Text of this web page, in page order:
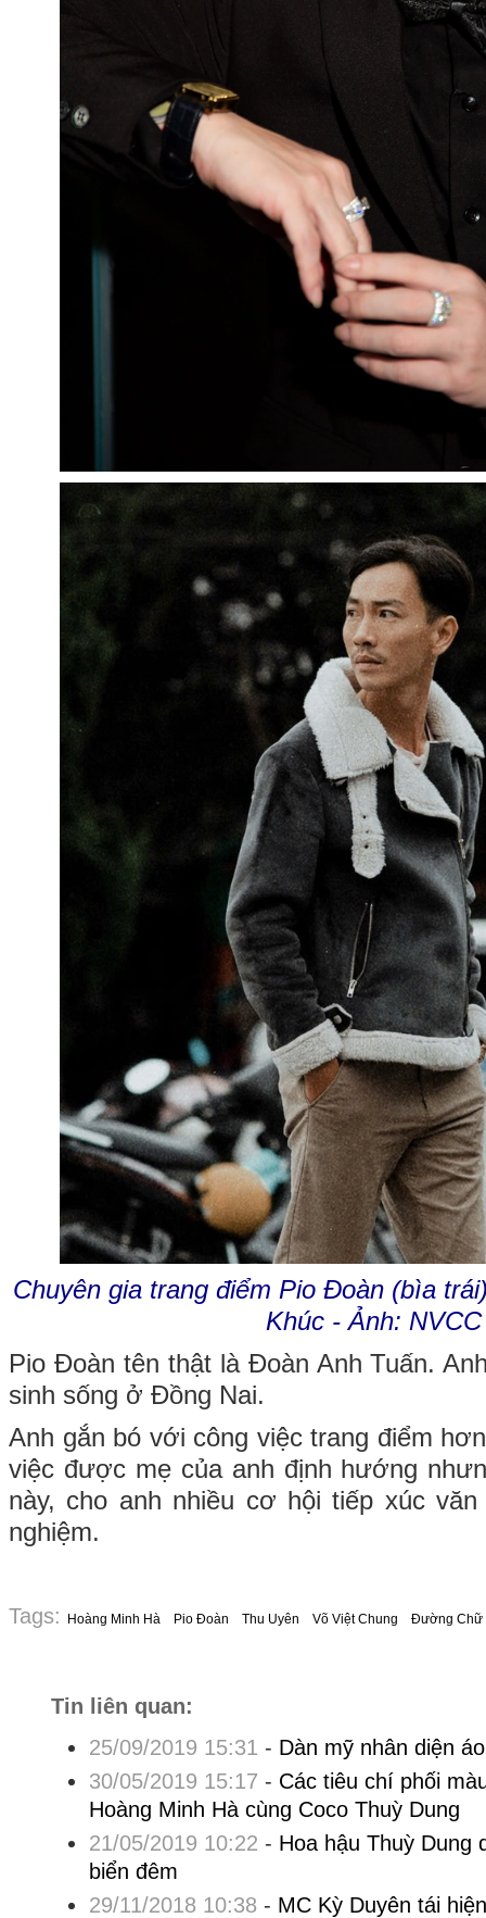
Chuyên gia trang điểm Pio Đoàn (bìa
Khúc - Ảnh: NVCC
Pio Đoàn tên thật là Đoàn Anh Tuấn.
sinh sống ở Đồng Nai.
Anh gắn bó với công việc trang điểm
việc được mẹ của anh định hướng
này, cho anh nhiều cơ hội tiếp xúc
nghiệm.
Tags: Hoàng Minh Hà Pio Đoàn Thu Uyên Võ Việt Chung Đường Chữ
Tin liên quan:
25/09/2019 15:31 - Dàn mỹ nhân diện
30/05/2019 15:17 - Các tiêu chí phối
Hoàng Minh Hà cùng Coco Thuỳ Dung
21/05/2019 10:22 - Hoa hậu Thuỳ Dung
biển đêm
29/11/2018 10:38 - MC Kỳ Duyên tái